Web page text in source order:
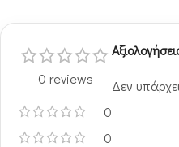
0 reviews
0
0
Δεν